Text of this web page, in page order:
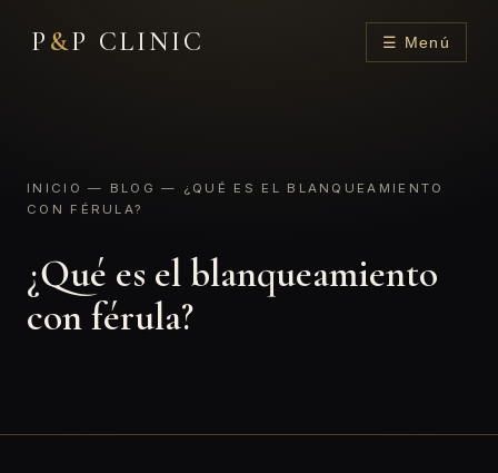
P &P CLINIC ☰ Menú
INICIO — BLOG — ¿QUÉ ES EL BLANQUEAMIENTO
CON FÉRULA?
¿Qué es el blanqueamiento
con férula?